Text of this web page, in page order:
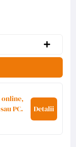
online,
PC.
Detalii